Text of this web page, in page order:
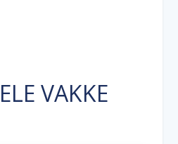
VAKKE